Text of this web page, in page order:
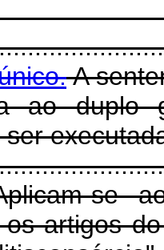
A
ao duplo
se
artigos